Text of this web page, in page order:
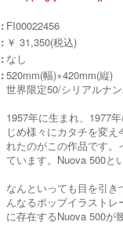
FI00022456
￥ 31,350(税込)
なし
520mm(幅)×420mm(縦)
世界限定50/シリアルナ
1957年に生まれ、1977
じめ様々にカタチを変
れたのがこの作品です
ています。Nuova 500と
なんといっても目を引
んなるポップイラスト
に存在するNuova 500が